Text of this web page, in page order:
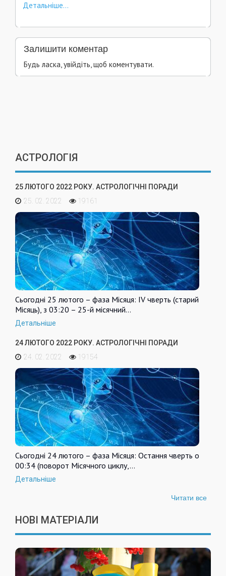
Детальніше...
Залишити коментар
Будь ласка, увійдіть, щоб коментувати.
АСТРОЛОГІЯ
25 ЛЮТОГО 2022 РОКУ. АСТРОЛОГІЧНІ ПОРАДИ
25. 02. 2022
19161
Сьогодні 25 лютого – фаза Місяця: IV чверть (старий
Місяць), з 03:20 – 25-й місячний…
Детальніше
24 ЛЮТОГО 2022 РОКУ. АСТРОЛОГІЧНІ ПОРАДИ
24. 02. 2022
19154
Сьогодні 24 лютого – фаза Місяця: Остання чверть о
00:34 (поворот Місячного циклу,…
Детальніше
Читати все
НОВІ МАТЕРІАЛИ